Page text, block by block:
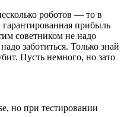
роботов — то в
прибыль
советником не надо
заботиться. Только знай
Пусть немного, но зато
но при тестировании